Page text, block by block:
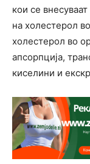
кои се
на холестерол
холестерол во
апсорпција,
киселини и